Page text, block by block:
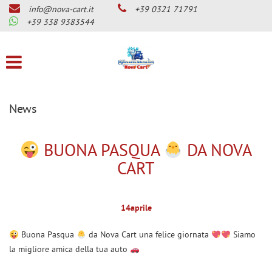
CHI SIAMO
LISTA VEICOLI
CENTRO BENZINA-GPL E
GANCI DI TRAINO
SERVIZIO GOMME AUTO
info@nova-cart.it
+39 0321 71791
+39 338 9383544
News
BUONA PASQUA
DA NOVA
CART
14aprile
Buona Pasqua da Nova Cart una felice giornata
Siamo
la migliore amica della tua auto
Le
di
consenso
seguente
consente
di
alle
tecnologie